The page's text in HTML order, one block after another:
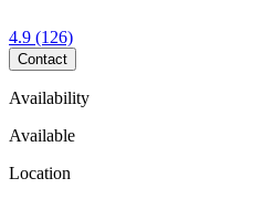
4.9 (126)
Contact
Availability
Available
Location